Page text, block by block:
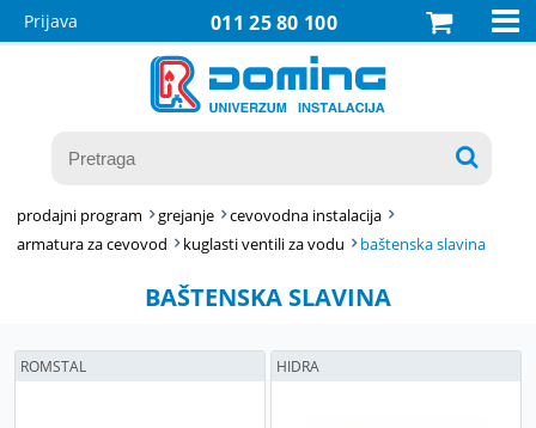
011 25 80 100
Prijava 

prodajni program grejanje
cevovodna instalacija
armatura za cevovod
kuglasti ventili za vodu baštenska slavina
BAŠTENSKA SLAVINA
ROMSTAL HIDRA